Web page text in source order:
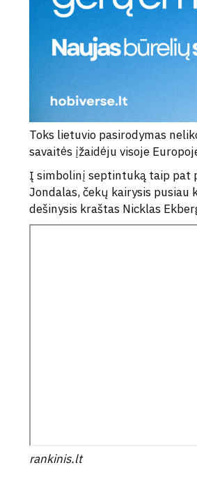
Toks lietuvio pasirodymas
savaitės įžaidėju visoje
Į simbolinį septintuką taip pat
Jondalas, čekų kairysis pusiau
dešinysis kraštas Nicklas
rankinis.lt